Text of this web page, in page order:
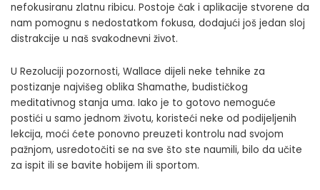
nefokusiranu zlatnu ribicu. Postoje čak i aplikacije stvorene da
nam pomognu s nedostatkom fokusa, dodajući još jedan sloj
distrakcije u naš svakodnevni život.
U Rezoluciji pozornosti, Wallace dijeli neke tehnike za
postizanje najvišeg oblika Shamathe, budističkog
meditativnog stanja uma. Iako je to gotovo nemoguće
postići u samo jednom životu, koristeći neke od podijeljenih
lekcija, moći ćete ponovno preuzeti kontrolu nad svojom
pažnjom, usredotočiti se na sve što ste naumili, bilo da učite
za ispit ili se bavite hobijem ili sportom.